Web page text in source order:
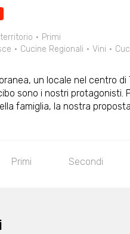
Primi
Cucine Regionali Vini
un locale nel centro di
sono i nostri protagonisti.
famiglia, la nostra
Primi Secondi